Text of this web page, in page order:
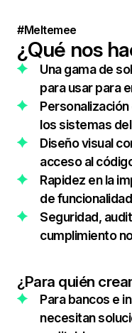
#Meltemee
¿Qué nos
Una gama de
para usar para
los sistemas
Diseño visual
acceso al
Rapidez en la
de
Seguridad,
cumplimiento
¿Para quién
Para bancos e
necesitan